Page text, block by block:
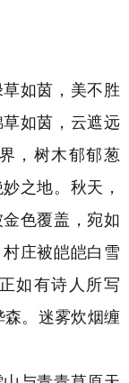
如茵，美不胜
如茵， 云遮远
，树木郁郁葱
之地。秋天，
色覆盖，宛如
庄被皑皑白雪
如有诗人所写
森。迷雾炊烟缠